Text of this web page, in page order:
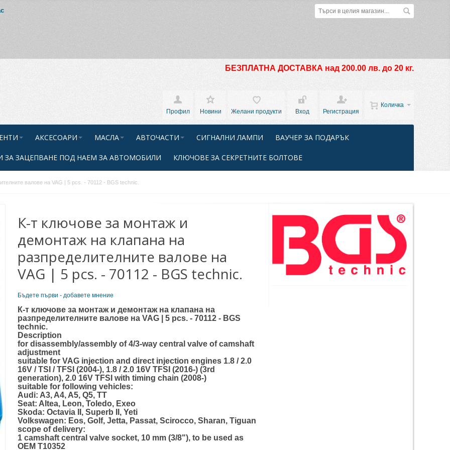
БЕЗПЛАТНА ДОСТАВКА над 200.00 лв. до 20 кг.
Количка
Профил
Новини Желани продукти Вход Регистрация
АКСЕСОАРИ МАСЛА АВТОЧАСТИ СИГНАЛНИ ЛАМПИ ВАУЧЕР ЗА ПОДАРЪК
ЗА ЗАЦЕПВАНЕ ПОД НАЕМ ЗА АВТОМОБИЛИ КЛЮЧОВЕ ЗА СЕКРЕТНИТЕ БОЛТОВЕ
валове на VAG | 5 pcs. - 70112 - BGS technic.
К-т ключове за монтаж и
демонтаж на клапана на
разпределителните валове на
VAG | 5 pcs. - 70112 - BGS technic.
Бъдете първи - добавете мнение
К-т ключове за монтаж и демонтаж на клапана на
разпределителните валове на VAG | 5 pcs. - 70112 - BGS
technic.
Description
for disassembly/assembly of 4/3-way central valve of camshaft
adjustment
suitable for VAG injection and direct injection engines 1.8 / 2.0
16V / TSI / TFSI (2004-), 1.8 / 2.0 16V TFSI (2016-) (3rd
generation), 2.0 16V TFSI with timing chain (2008-)
suitable for following vehicles:
Audi: A3, A4, A5, Q5, TT
Seat: Altea, Leon, Toledo, Exeo
Skoda: Octavia II, Superb II, Yeti
Volkswagen: Eos, Golf, Jetta, Passat, Scirocco, Sharan, Tiguan
scope of delivery:
1 camshaft central valve socket, 10 mm (3/8"), to be used as
OEM T10352